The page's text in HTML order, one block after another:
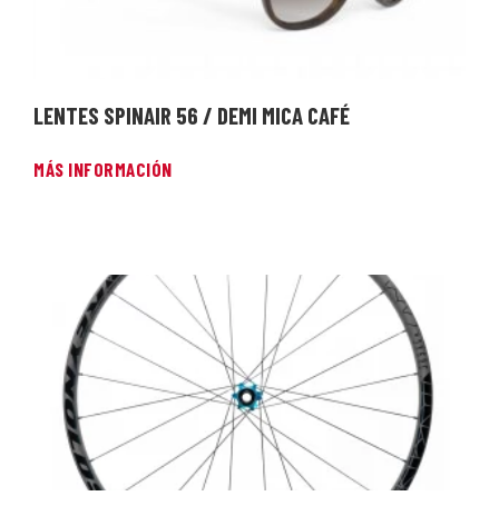
LENTES SPINAIR 56 / DEMI MICA CAFÉ
MÁS INFORMACIÓN